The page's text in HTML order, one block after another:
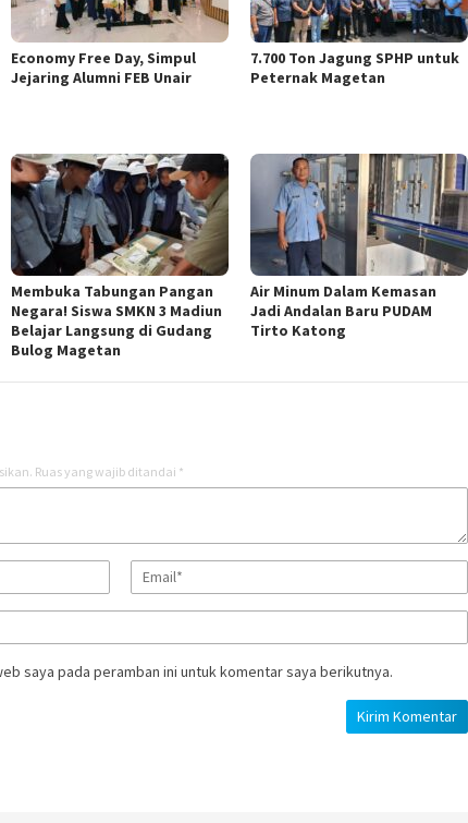
Economy Free Day, Simpul
Jejaring Alumni FEB Unair
7.700 Ton Jagung SPHP untuk
Peternak Magetan
Membuka Tabungan Pangan
Negara! Siswa SMKN 3 Madiun
Belajar Langsung di Gudang
Bulog Magetan
Air Minum Dalam Kemasan
Jadi Andalan Baru PUDAM
Tirto Katong
Ruas yang wajib ditandai *
saya pada peramban ini untuk komentar saya berikutnya.